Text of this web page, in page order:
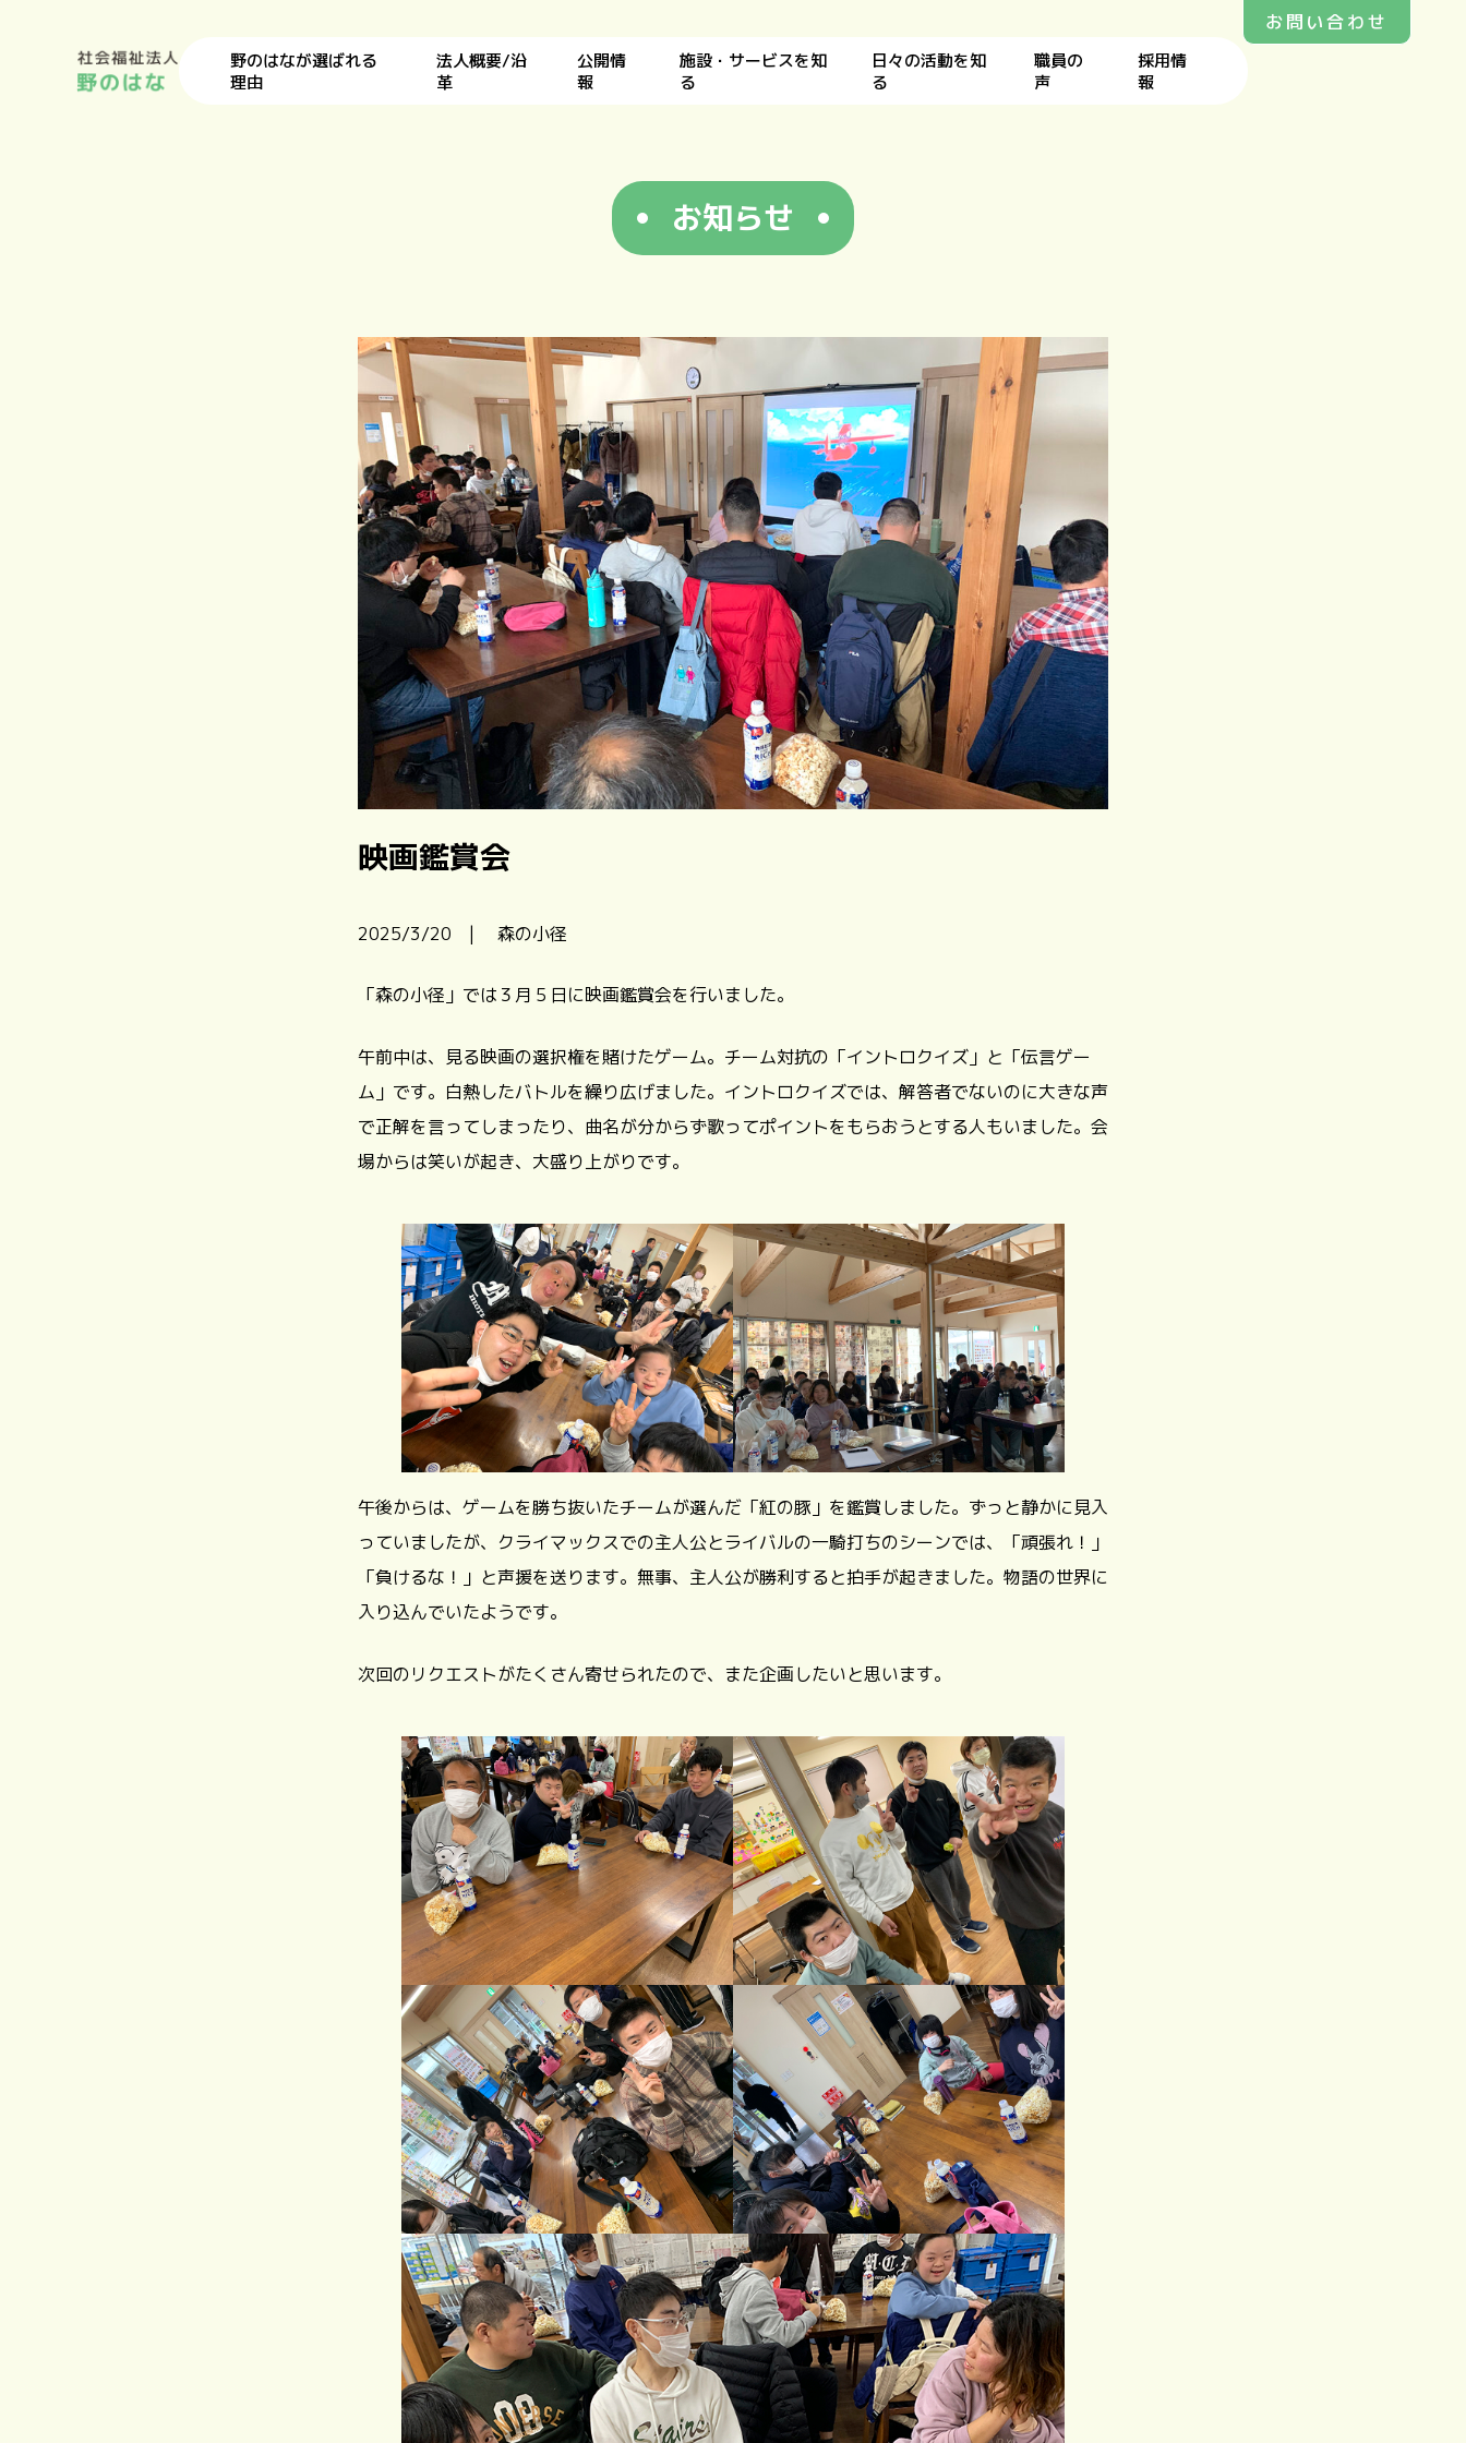
野のはなが選ばれる
理由
法人概要/沿
革
公開情
報
施設・サービスを知
る
日々の活動を知
る
職員の
声
採用情
報
お問い合わせ
お知らせ
映画鑑賞会
2025/3/20 | 森の小径
「森の小径」では３月５日に映画鑑賞会を行いました。
午前中は、見る映画の選択権を賭けたゲーム。チーム対抗の「イントロクイズ」と「伝言ゲー
ム」です。白熱したバトルを繰り広げました。イントロクイズでは、解答者でないのに大きな声
で正解を言ってしまったり、曲名が分からず歌ってポイントをもらおうとする人もいました。会
場からは笑いが起き、大盛り上がりです。
午後からは、ゲームを勝ち抜いたチームが選んだ「紅の豚」を鑑賞しました。ずっと静かに見入
っていましたが、クライマックスでの主人公とライバルの一騎打ちのシーンでは、「頑張れ！」
「負けるな！」と声援を送ります。無事、主人公が勝利すると拍手が起きました。物語の世界に
入り込んでいたようです。
次回のリクエストがたくさん寄せられたので、また企画したいと思います。